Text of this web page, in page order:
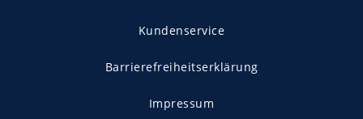
Kundenservice
Barrierefreiheitserklärung
Impressum